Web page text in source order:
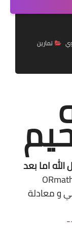
تمارين
اما بعد
و معادلة